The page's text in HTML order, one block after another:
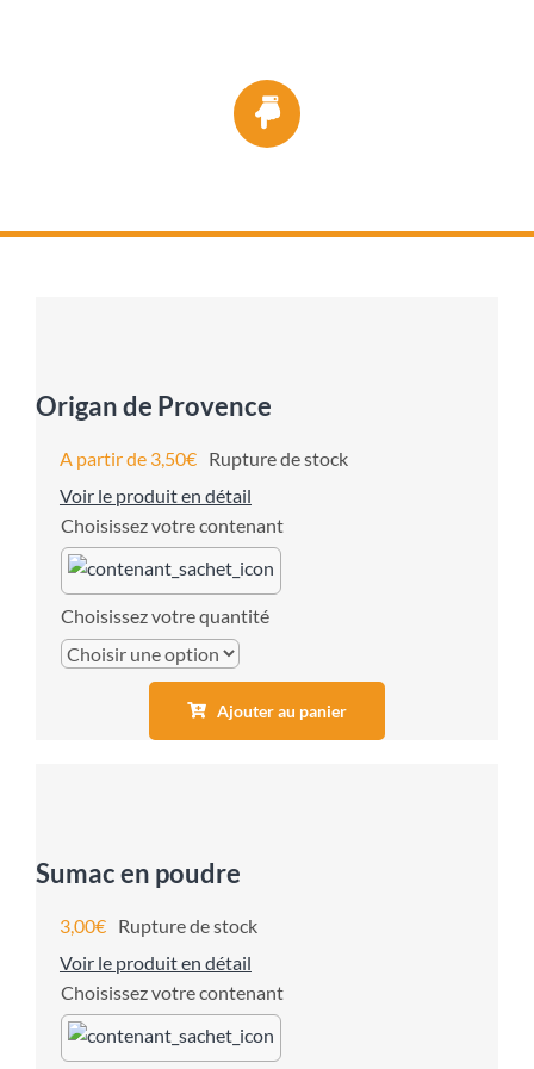
Origan de Provence
A partir de 3,50€ Rupture de stock
Voir le produit en détail
contenant
quantité
Ajouter au panier
Sumac en poudre
3,00€ Rupture de stock
Voir le produit en détail
contenant